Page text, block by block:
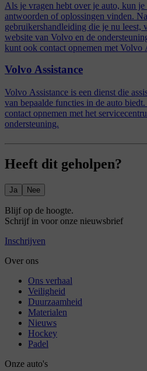
Als je vragen hebt over je auto, kun je
antwoorden of oplossingen vinden.
gebruikershandleiding die je nu leest,
website van Volvo en de
kunt ook contact opnemen met Volvo
Volvo Assistance
Volvo Assistance is een dienst die
van bepaalde functies in de auto
contact opnemen met het
ondersteuning.
Heeft dit geholpen?
Ja Nee